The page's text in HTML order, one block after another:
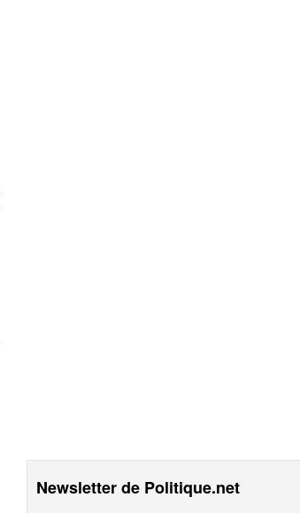
Newsletter de Politique.net